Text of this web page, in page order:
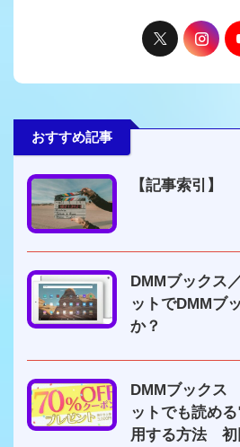
おすすめ記事
【記事索引】
DMMブックス
ットでDMMブ
か？
DMMブックス
ットでも読め
用する方法 初